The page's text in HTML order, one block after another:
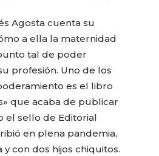
Agosta cuenta su
a ella la maternidad
tal de poder
profesión. Uno de los
es el libro
que acaba de publicar
el sello de Editorial
en plena pandemia,
y con dos hijos chiquitos.